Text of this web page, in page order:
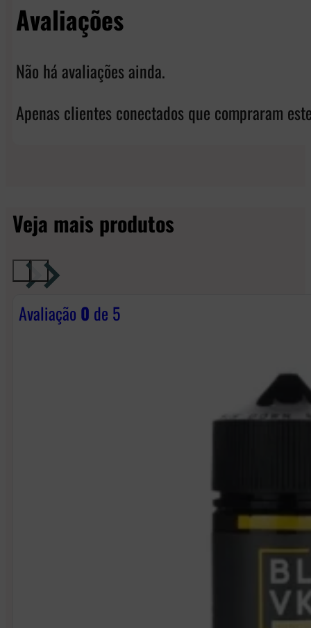
Avaliações
Não há avaliações ainda.
Apenas clientes conectados que compraram
Veja mais produtos
Avaliação 0 de 5